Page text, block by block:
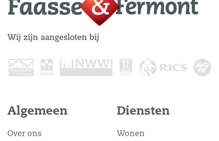
Wij zijn aangesloten bij
Algemeen
Over ons
Diensten
Wonen